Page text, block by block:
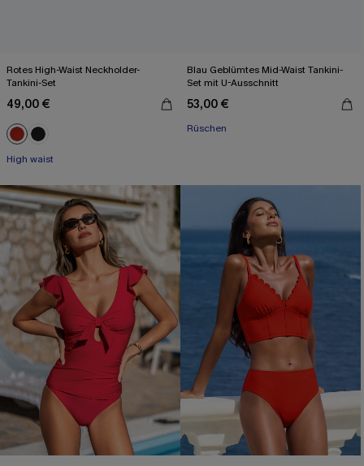
Rotes High-Waist Neckholder-
Tankini-Set
49,00 €
High waist
Blau Geblümtes Mid-Waist Tankini-
Set mit U-Ausschnitt
53,00 €
Rüschen